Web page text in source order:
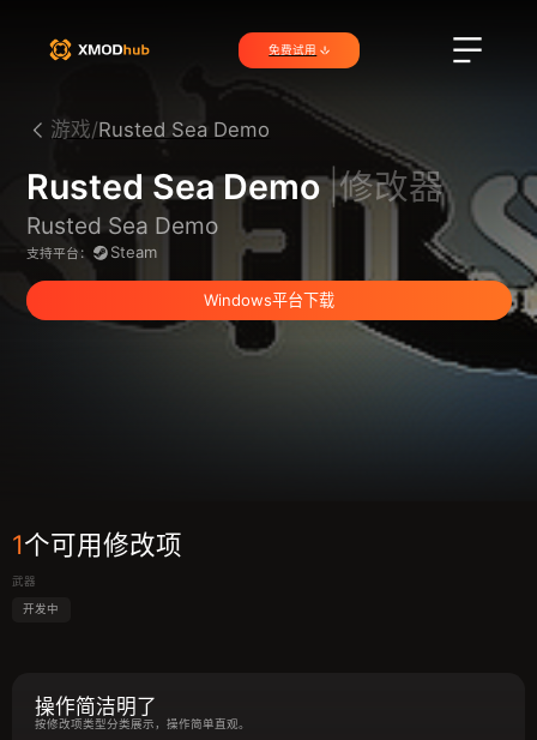
免费试用
游戏/Rusted Sea Demo
Rusted Sea Demo |修改器
Rusted Sea Demo
支持平台： Steam
Windows平台下载
1个可用修改项
武器
开发中
操作简洁明了
按修改项类型分类展示，操作简单直观。